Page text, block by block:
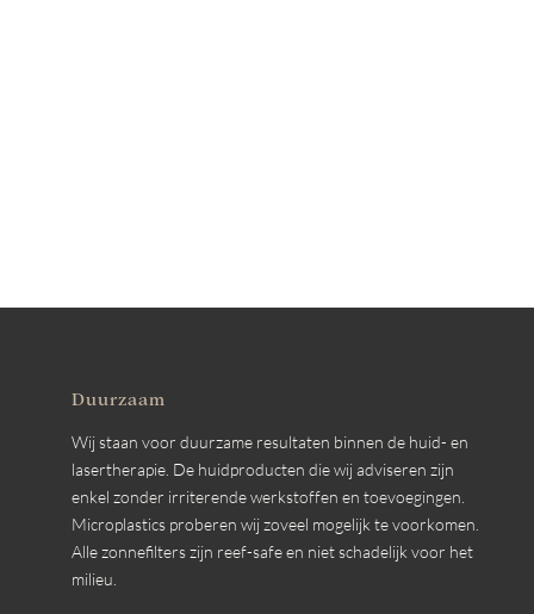
Duurzaam
Wij staan voor duurzame resultaten binnen de huid- en
lasertherapie. De huidproducten die wij adviseren zijn
enkel zonder irriterende werkstoffen en toevoegingen.
Microplastics proberen wij zoveel mogelijk te voorkomen.
Alle zonnefilters zijn reef-safe en niet schadelijk voor het
milieu.